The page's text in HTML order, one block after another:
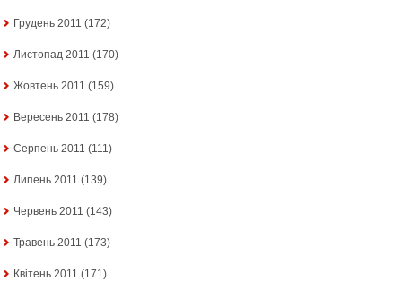
Грудень 2011 (172)
Листопад 2011 (170)
Жовтень 2011 (159)
Вересень 2011 (178)
Серпень 2011 (111)
Липень 2011 (139)
Червень 2011 (143)
Травень 2011 (173)
Квітень 2011 (171)